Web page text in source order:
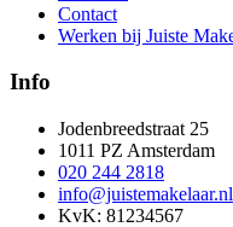
Contact
Werken bij Juiste
Info
Jodenbreedstraat 25
1011 PZ Amsterdam
020 244 2818
info@juistemakelaar.nl
KvK: 81234567